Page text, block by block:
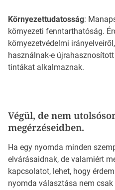
Környezettudatosság:
környezeti fenntarthatóság.
környezetvédelmi
használnak-e
tintákat alkalmaznak.
Végül, de nem
megérzéseidben.
Ha egy nyomda minden
elvárásaidnak, de valamiért
kapcsolatot, lehet, hogy
nyomda választása nem